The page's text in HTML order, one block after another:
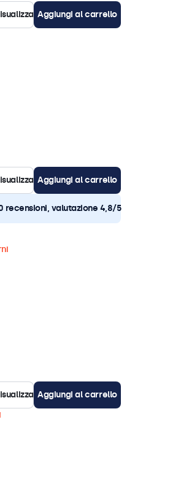
Aggiungi al carrello
Aggiungi al carrello
recensioni, valutazione 4,8/5
Aggiungi al carrello